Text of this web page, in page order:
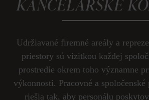
KANCELÁRSKE
Udržiavané firemné areály a
priestory sú vizitkou každej
prostredie okrem toho významne
výkonnosti. Pracovné a spoločenské
riešia tak, aby personálu